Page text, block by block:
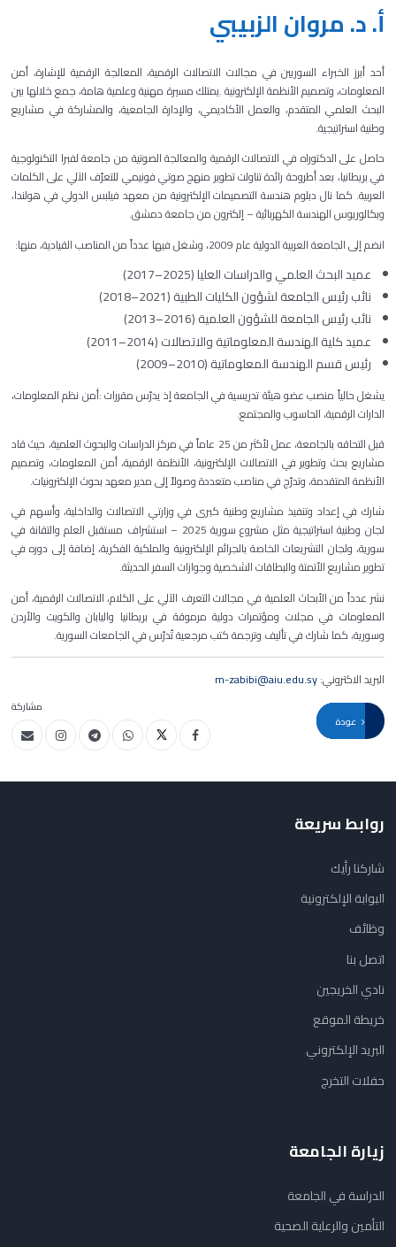
أ. د. مروان الزبيبي
أحد أبرز الخبراء السوريين في مجالات الاتصالات الرقمية، المعالجة الرقمية للإشارة، أمن
المعلومات، وتصميم الأنظمة الإلكترونية.يمتلك مسيرة مهنية وعلمية هامة، جمع خلالها بين
البحث العلمي المتقدم، والعمل الأكاديمي، والإدارة الجامعية، والمشاركة في مشاريع
وطنية استراتيجية.
حاصل على الدكتوراه في الاتصالات الرقمية والمعالجة الصوتية من جامعةلفبرا التكنولوجية
في بريطانيا، بعد أطروحة رائدة تناولت تطوير منهج صوتي فونيمي للتعرّف الآلي على الكلمات
العربية. كما نال دبلوم هندسة التصميمات الإلكترونية من معهد فيلبس الدولي في هولندا،
وبكالوريوس الهندسة الكهربائية – إلكترون من جامعة دمشق.
انضم إلى الجامعة العربية الدولية عام 2009، وشغل فيها عدداً من المناصب القيادية، منها
:
عميد البحث العلمي والدراسات العليا(2017–2025)
نائب رئيس الجامعة لشؤون الكليات الطبية(2018–2021)
نائب رئيس الجامعة للشؤون العلمية(2013–2016)
عميد كلية الهندسة المعلوماتية والاتصالات(2011–2014)
رئيس قسم الهندسة المعلوماتية(2009–2010)
يشغل حالياً منصب عضو هيئة تدريسية في الجامعة إذ يدرّس مقررات:أمن نظم المعلومات،
الدارات الرقمية، الحاسوب والمجتمع.
قبل التحاقه بالجامعة، عمل لأكثر من 25 عاماً في مركز الدراسات والبحوث العلمية، حيث قاد
مشاريع بحث وتطوير في الاتصالات الإلكترونية، الأنظمة الرقمية، أمن المعلومات، وتصميم
الأنظمة المتقدمة، وتدرّج في مناصب متعددة وصولاً إلى مدير معهد بحوث الإلكترونيات.
شارك في إعداد وتنفيذ مشاريع وطنية كبرى في وزارتي الاتصالات والداخلية، وأسهم في
لجان وطنية استراتيجية مثل مشروع سورية 2025
– استشراف مستقبل العلم والتقانة في
سورية، ولجان التشريعات الخاصة بالجرائم الإلكترونية والملكية الفكرية، إضافة إلى دوره في
تطوير مشاريع الأتمتة والبطاقات الشخصية وجوازات السفر الحديثة.
نشر عدداً من الأبحاث العلمية في مجالات التعرف الآلي على الكلام، الاتصالات الرقمية، أمن
المعلومات في مجلات ومؤتمرات دولية مرموقة في بريطانيا واليابان والكويت والأردن
وسورية، كما شارك في تأليف وترجمة كتب مرجعية تُدرّس في الجامعات السورية.
البريد الاكتروني:m-zabibi@aiu.edu.sy
مشاركة
روابط سريعة
شاركنا رأيك
البوابة الإلكترونية
وظائف
اتصل بنا
نادي الخريجين
خريطة الموقع
البريد الإلكتروني
حفلات التخرج
زيارة الجامعة
الدراسة في الجامعة
التأمين والرعاية الصحية